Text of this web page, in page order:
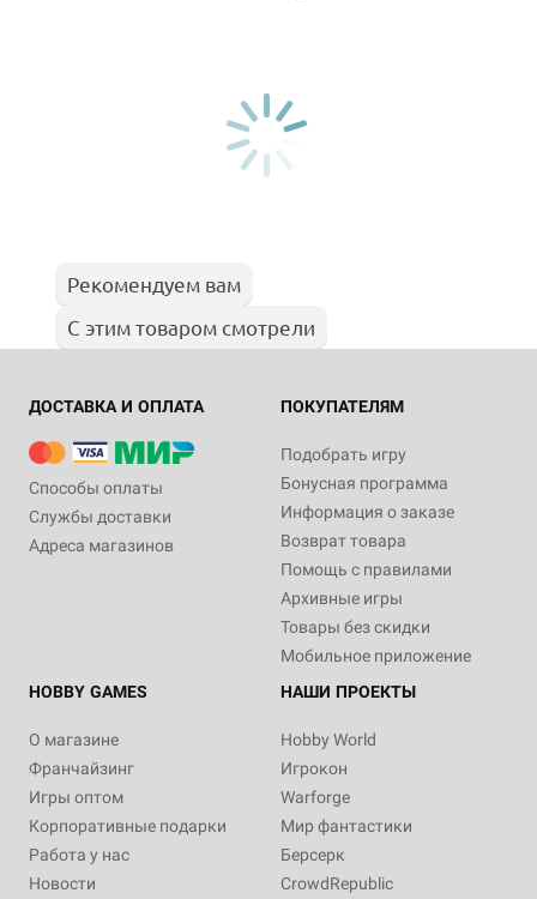
Рекомендуем вам
С этим товаром смотрели
ДОСТАВКА И ОПЛАТА
Способы оплаты
Службы доставки
Адреса магазинов
ПОКУПАТЕЛЯМ
Подобрать игру
Бонусная программа
Информация о заказе
Возврат товара
Помощь с правилами
Архивные игры
Товары без скидки
Мобильное приложение
HOBBY GAMES
О магазине
Франчайзинг
Игры оптом
Корпоративные подарки
Работа у нас
Новости
НАШИ ПРОЕКТЫ
Hobby World
Игрокон
Warforge
Мир фантастики
Берсерк
CrowdRepublic